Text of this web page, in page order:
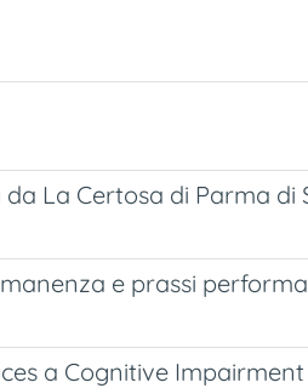
La Certosa di Parma di
e prassi
a Cognitive